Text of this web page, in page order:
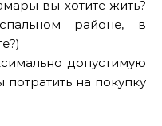
вы хотите жить?
районе, в
допустимую
на покупку